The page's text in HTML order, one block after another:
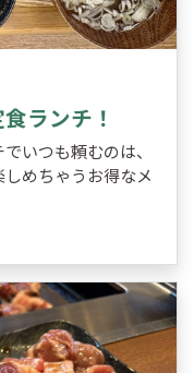
ランチ！
いつも頼むのは、
めちゃうお得なメ